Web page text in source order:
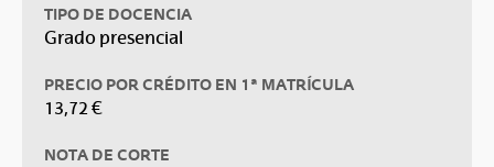
TIPO DE DOCENCIA
Grado presencial
PRECIO POR CRÉDITO EN 1ª MATRÍCULA
13,72 €
NOTA DE CORTE